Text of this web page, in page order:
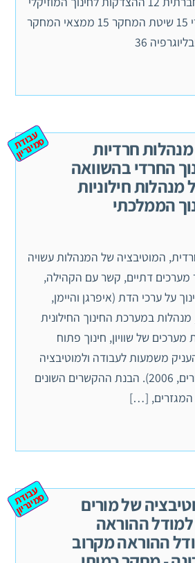
14 המחקר האמפירי 15 שיטת המחקר 15 ממצאי המחקר
חרדיות
החרדי בהשוואה
מנהלות חילוניות
הממלכתי
ע
ב
וד
ת
ס
מ
ינ
ר
יון
המוטיבציה של המנהלות עשויה
מערכים דתיים, קשר עם הקהילה,
על ערכי הדת (איפרגן והיימן,
מנהלות במערכת החינוך החילונית
מערכים של שוויון, חינוך פתוח
משמעות לעבודה ולמוטיבציה
חברתית (אמית ואחרים, 2006). הבנת ההקשרים השונים
המגזרים, […]
של מורים
ההוראה
ההוראה מקרוב
ע
ב
וד
ת
ס
מ
ינ
ר
יון